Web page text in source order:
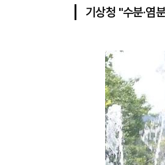
기상청 "수분·염